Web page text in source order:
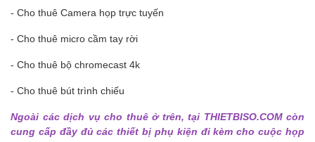
- Cho thuê Camera họp trực tuyến
- Cho thuê micro cầm tay rời
- Cho thuê bộ chromecast 4k
- Cho thuê bút trình chiếu
Ngoài các dịch vụ cho thuê ở trên, tại THIETBISO.COM còn
cung cấp đầy đủ các thiết bị phụ kiện đi kèm cho cuộc họp